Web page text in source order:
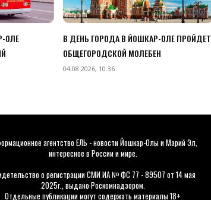
ОЛЕ
В ДЕНЬ ГОРОДА В ЙОШКАР-ОЛЕ ПРОЙДЕТ
ОБЩЕГОРОДСКОЙ МОЛЕБЕН
04.08.2026, 10:36
агентство ЕЛЬ - новости Йошкар-Олы и Марий Эл,
интересное в России и мире.
о регистрации СМИ ИА № ФС 77 - 89507 от 14 мая
2025г., выдано Роскомнадзором.
Отдельные публикации могут содержать материалы 18+